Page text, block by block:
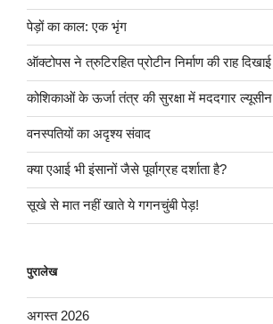
पेड़ों का काल: एक भृंग
ऑक्टोपस ने त्रुटिरहित प्रोटीन निर्माण की राह दिखाई
कोशिकाओं के ऊर्जा तंत्र की सुरक्षा में मददगार ल्यूसीन
वनस्पतियों का अदृश्य संवाद
क्या एआई भी इंसानों जैसे पूर्वाग्रह दर्शाता है?
सूखे से मात नहीं खाते ये गगनचुंबी पेड़!
पुरालेख
अगस्त 2026